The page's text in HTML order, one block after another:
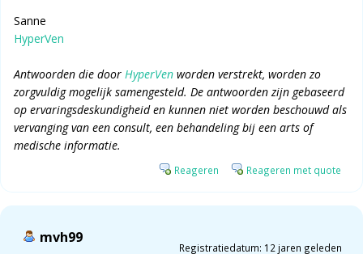
Sanne
HyperVen
Antwoorden die door HyperVen worden verstrekt, worden zo
zorgvuldig mogelijk samengesteld. De antwoorden zijn gebaseerd
op ervaringsdeskundigheid en kunnen niet worden beschouwd als
vervanging van een consult, een behandeling bij een arts of
medische informatie.
Reageren Reageren met quote
mvh99
Registratiedatum: 12 jaren geleden